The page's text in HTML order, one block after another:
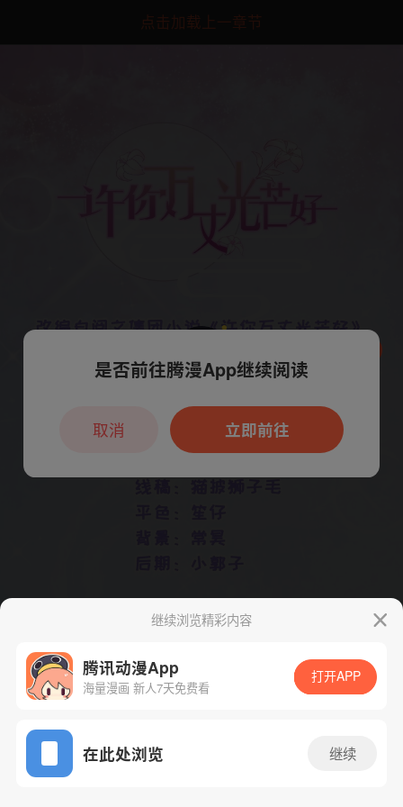
点击加载上一章节
App免费看
下一话 腾漫App免费看
继续浏览精彩内容
腾讯动漫App
海量漫画 新人7天免费看
打开APP
在此处浏览 继续
本章节仅支持App阅读，可打开App新用
户7天免费看
是否前往腾漫App继续阅读
立即前往
取消